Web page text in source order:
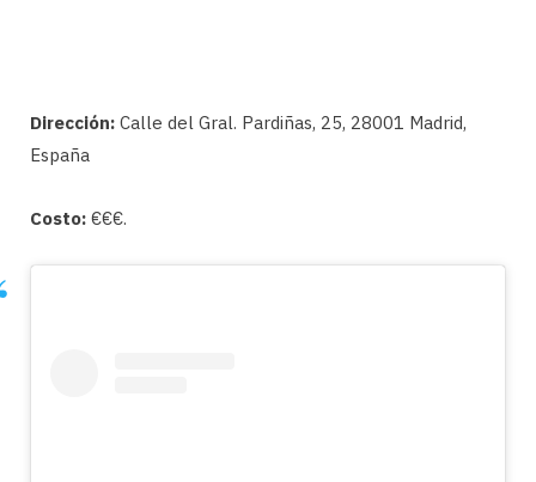
Dirección: Calle del Gral. Pardiñas, 25, 28001 Madrid,
España
Costo: €€€.